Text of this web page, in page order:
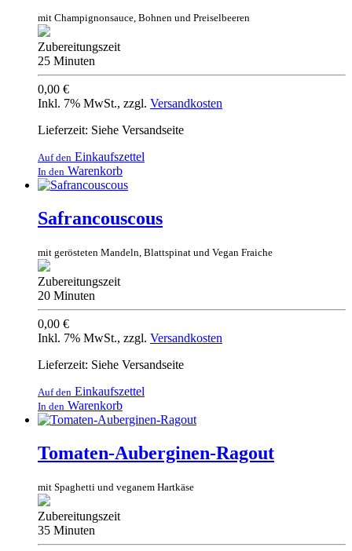
mit Champignonsauce, Bohnen und Preiselbeeren
Zubereitungszeit
25 Minuten
0,00 €
Inkl. 7% MwSt., zzgl. Versandkosten
Lieferzeit: Siehe Versandseite
Auf den Einkaufszettel
In den Warenkorb
Safrancouscous
mit gerösteten Mandeln, Blattspinat und Vegan Fraiche
Zubereitungszeit
20 Minuten
0,00 €
Inkl. 7% MwSt., zzgl. Versandkosten
Lieferzeit: Siehe Versandseite
Auf den Einkaufszettel
In den Warenkorb
Tomaten-Auberginen-Ragout
mit Spaghetti und veganem Hartkäse
Zubereitungszeit
35 Minuten